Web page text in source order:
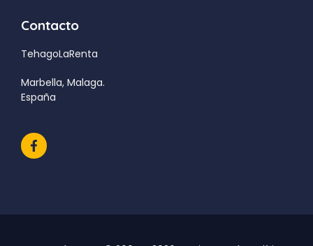
Contacto
TehagoLaRenta
Marbella, Malaga.
España